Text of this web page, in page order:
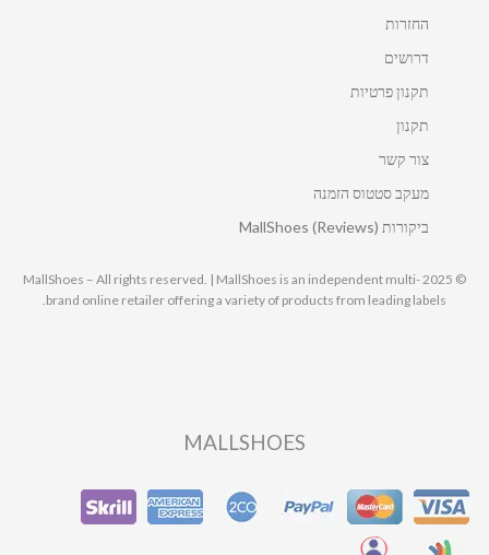
החזרות
דרושים
תקנון פרטיות
תקנון
צור קשר
מעקב סטטוס הזמנה
ביקורות MallShoes (Reviews)
© 2025 MallShoes – All rights reserved. | MallShoes is an independent multi-
brand online retailer offering a variety of products from leading labels.
MALLSHOES